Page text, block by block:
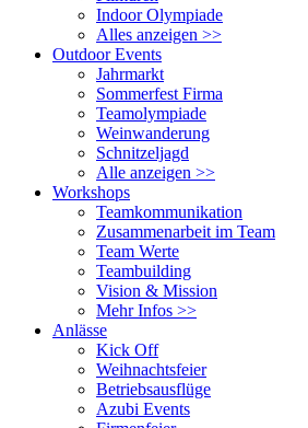
Indoor Olympiade
Alles anzeigen >>
Outdoor Events
Jahrmarkt
Sommerfest Firma
Teamolympiade
Weinwanderung
Schnitzeljagd
Alle anzeigen >>
Workshops
Teamkommunikation
Zusammenarbeit im Team
Team Werte
Teambuilding
Vision & Mission
Mehr Infos >>
Anlässe
Kick Off
Weihnachtsfeier
Betriebsausflüge
Azubi Events